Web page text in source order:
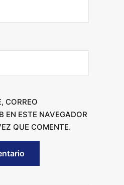
CORREO
EN ESTE NAVEGADOR
QUE COMENTE.